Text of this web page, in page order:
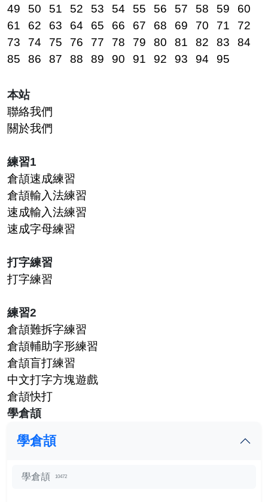
49 50 51 52 53 54 55 56 57 58 59
60
61
62 63 64 65 66 67 68 69 70 71
72
73
74 75 76 77 78 79 80 81 82 83
84
85
86 87 88 89 90 91 92 93 94 95
本站
聯絡我們
關於我們
練習1
倉頡速成練習
倉頡輸入法練習
速成輸入法練習
速成字母練習
打字練習
打字練習
練習2
倉頡難拆字練習
倉頡輔助字形練習
倉頡盲打練習
中文打字方塊遊戲
倉頡快打
學倉頡
學倉頡
學倉頡 10472